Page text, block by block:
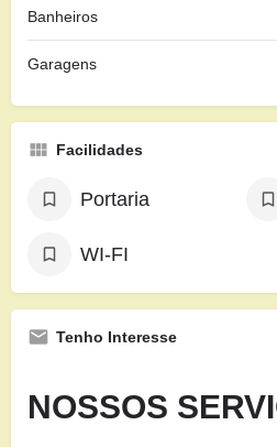
Banheiros
Garagens
Facilidades
Portaria
WI-FI
Tenho Interesse
NOSSOS